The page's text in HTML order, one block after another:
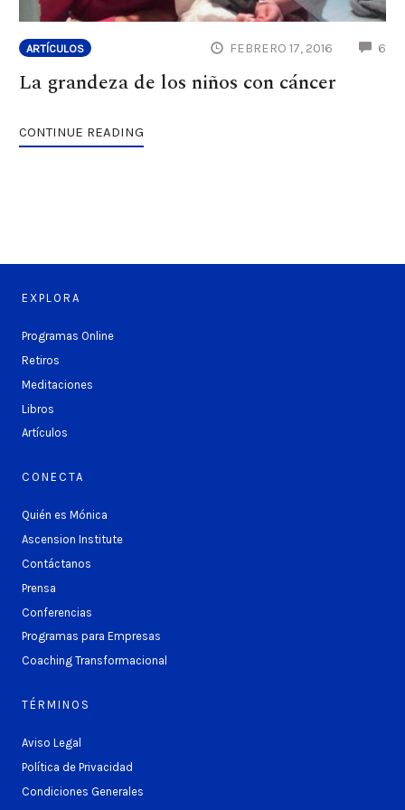
ARTÍCULOS FEBRERO 17, 2016 6
La grandeza de los niños con cáncer
CONTINUE READING
EXPLORA
Programas Online
Retiros
Meditaciones
Libros
Artículos
CONECTA
Quién es Mónica
Ascension Institute
Contáctanos
Prensa
Conferencias
Programas para Empresas
Coaching Transformacional
TÉRMINOS
Aviso Legal
Política de Privacidad
Condiciones Generales